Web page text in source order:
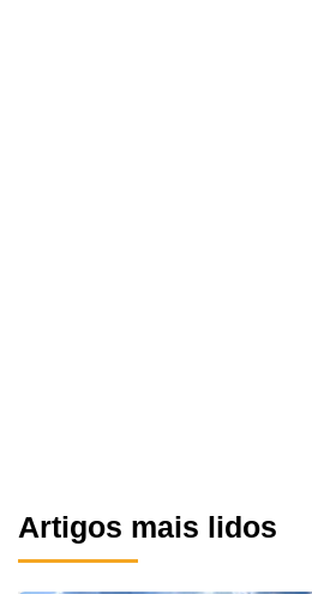
Artigos mais lidos